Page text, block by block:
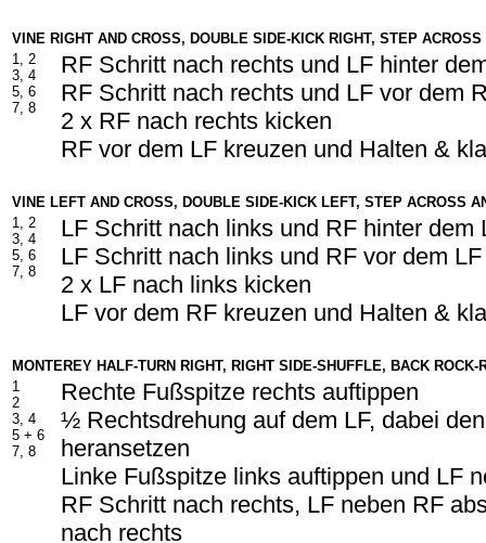
VINE RIGHT AND CROSS, DOUBLE SIDE-KICK RIGHT, STEP
1, 2
3, 4
5, 6
7, 8
RF Schritt nach rechts und LF hinter
RF Schritt nach rechts und LF vor dem
2 x RF nach rechts kicken
RF vor dem LF kreuzen und Halten &
VINE LEFT AND CROSS, DOUBLE SIDE-KICK LEFT, STEP ACROSS
1, 2
3, 4
5, 6
7, 8
LF Schritt nach links und RF hinter dem
LF Schritt nach links und RF vor dem
2 x LF nach links kicken
LF vor dem RF kreuzen und Halten &
MONTEREY HALF-TURN RIGHT, RIGHT SIDE-SHUFFLE, BACK ROCK-
1
2
3, 4
5 + 6
7, 8
Rechte Fußspitze rechts auftippen
½ Rechtsdrehung auf dem LF, dabei
heransetzen
Linke Fußspitze links auftippen und LF
RF Schritt nach rechts, LF neben RF
nach rechts